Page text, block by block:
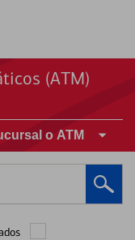
(ATM)
o ATM